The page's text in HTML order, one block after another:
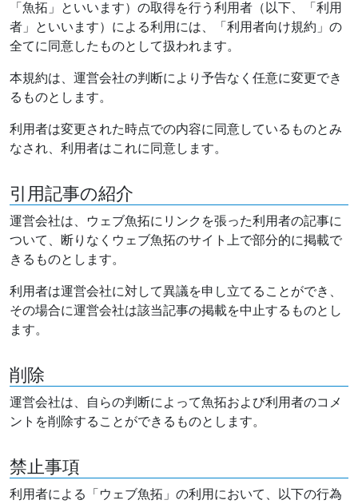
「魚拓」といいます）の取得を行う利用者（以下、「利用
者」といいます）による利用には、「利用者向け規約」の
全てに同意したものとして扱われます。
本規約は、運営会社の判断により予告なく任意に変更でき
るものとします。
利用者は変更された時点での内容に同意しているものとみ
なされ、利用者はこれに同意します。
引用記事の紹介
運営会社は、ウェブ魚拓にリンクを張った利用者の記事に
ついて、断りなくウェブ魚拓のサイト上で部分的に掲載で
きるものとします。
利用者は運営会社に対して異議を申し立てることができ、
その場合に運営会社は該当記事の掲載を中止するものとし
ます。
削除
運営会社は、自らの判断によって魚拓および利用者のコメ
ントを削除することができるものとします。
禁止事項
利用者による「ウェブ魚拓」の利用において、以下の行為